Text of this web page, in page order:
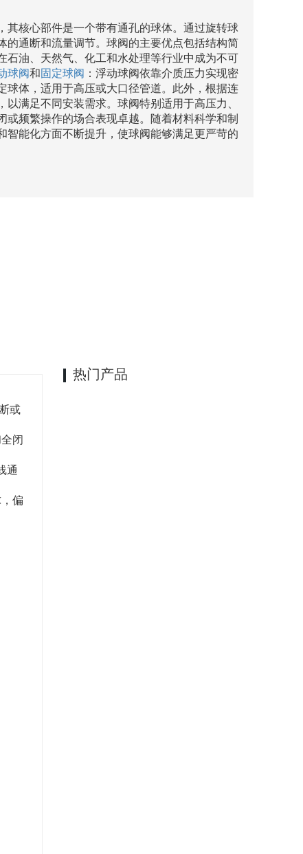
其核心部件是一个带有通孔的球体。通过旋转球
的通断和流量调节。球阀的主要优点包括结构简
石油、天然气、化工和水处理等行业中成为不可
球阀和固定球阀 ：浮动球阀依靠介质压力实现密
球体，适用于高压或大口径管道。此外，根据连
以满足不同安装需求。球阀特别适用于高压力、
频繁操作的场合表现卓越。随着材料科学和制
能化方面不断提升，使球阀能够满足更严苛的
液动等
或
闭
通
偏
热门产品